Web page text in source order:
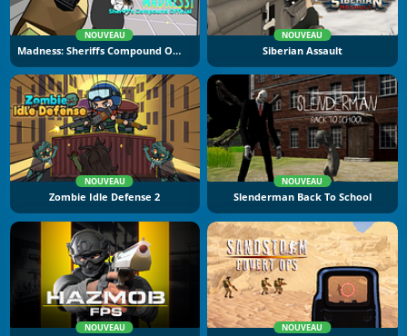
NOUVEAU
Madness: Sheriffs Compound Official
NOUVEAU
Siberian Assault
NOUVEAU
Zombie Idle Defense 2
NOUVEAU
Slenderman Back To School
NOUVEAU NOUVEAU